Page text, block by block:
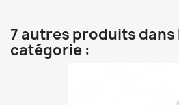
7 autres produits dans
catégorie :